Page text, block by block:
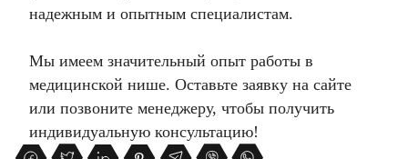
надежным и опытным специалистам.
Мы имеем значительный опыт работы в
медицинской нише. Оставьте заявку на сайте
или позвоните менеджеру, чтобы получить
индивидуальную консультацию!